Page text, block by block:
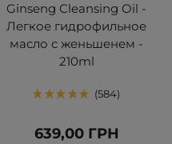
Ginseng Cleansing Oil -
Легкое гидрофильное
масло с женьшенем -
210ml
584
639,00 ГРН